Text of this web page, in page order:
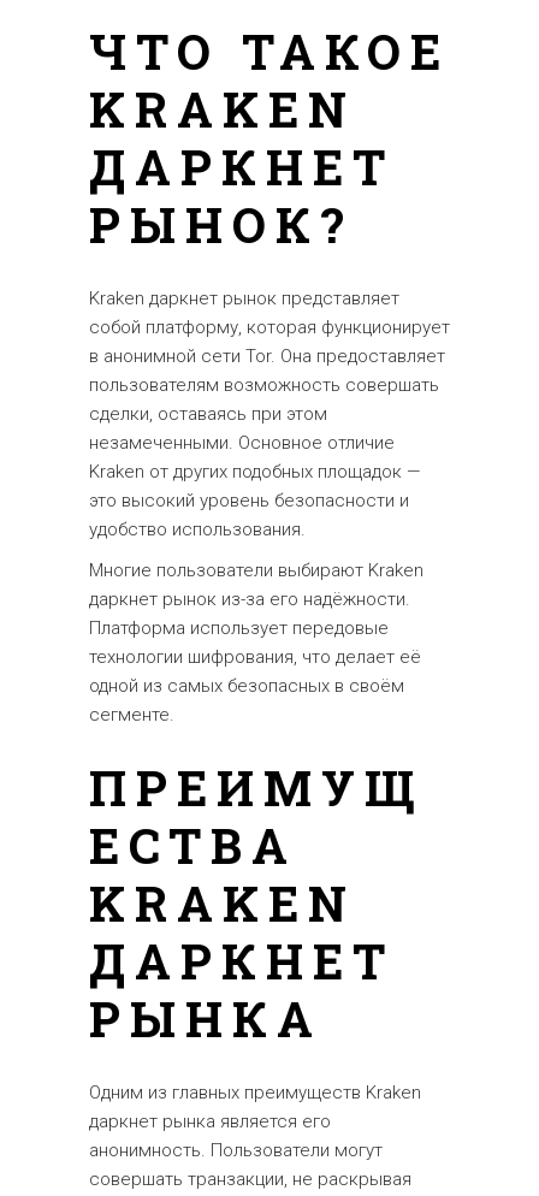
ЧТО ТАКОЕ
KRAKEN
ДАРКНЕТ
РЫНОК?
Kraken даркнет рынок представляет
собой платформу, которая функционирует
в анонимной сети Tor. Она предоставляет
пользователям возможность совершать
сделки, оставаясь при этом
незамеченными. Основное отличие
Kraken от других подобных площадок —
это высокий уровень безопасности и
удобство использования.
Многие пользователи выбирают Kraken
даркнет рынок из-за его надёжности.
Платформа использует передовые
технологии шифрования, что делает её
одной из самых безопасных в своём
сегменте.
ПРЕИМУЩ
ЕСТВА
KRAKEN
ДАРКНЕТ
РЫНКА
Одним из главных преимуществ Kraken
даркнет рынка является его
анонимность. Пользователи могут
совершать транзакции, не раскрывая